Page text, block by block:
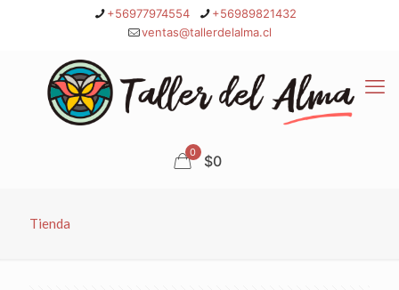
+56977974554
+56989821432
ventas@tallerdelalma.cl
0 $0
Tienda